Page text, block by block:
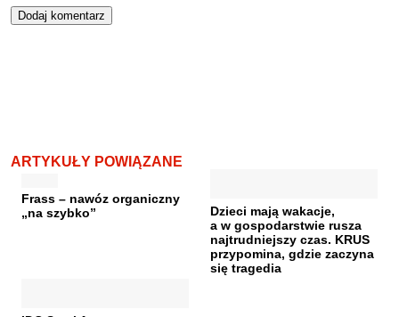
ARTYKUŁY POWIĄZANE
Frass – nawóz organiczny
„na szybko”
Dzieci mają wakacje,
a w gospodarstwie rusza
najtrudniejszy czas. KRUS
przypomina, gdzie zaczyna
się tragedia